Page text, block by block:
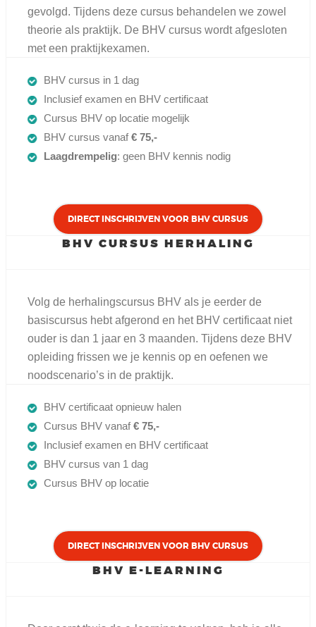
gevolgd. Tijdens deze cursus behandelen we zowel
theorie als praktijk. De BHV cursus wordt afgesloten
met een praktijkexamen.
BHV cursus in 1 dag
Inclusief examen en BHV certificaat
Cursus BHV op locatie mogelijk
BHV cursus vanaf€ 75,-
Laagdrempelig: geen BHV kennis nodig
DIRECT INSCHRIJVEN VOOR BHV CURSUS
BHV CURSUS HERHALING
Volg de herhalingscursus BHV als je eerder de
basiscursus hebt afgerond en het BHV certificaat niet
ouder is dan 1 jaar en 3 maanden. Tijdens deze BHV
opleiding frissen we je kennis op en oefenen we
noodscenario’s in de praktijk.
BHV certificaat opnieuw halen
Cursus BHV vanaf€ 75,-
Inclusief examen en BHV certificaat
BHV cursus van 1 dag
Cursus BHV op locatie
DIRECT INSCHRIJVEN VOOR BHV CURSUS
BHV E-LEARNING